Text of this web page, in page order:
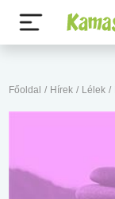
Főoldal / Hírek / Lélek /